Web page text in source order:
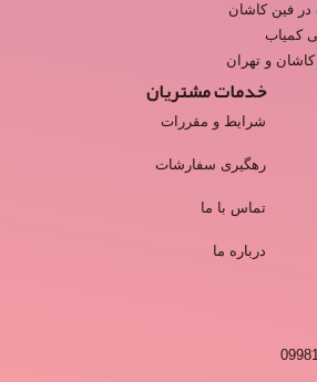
در فین کاشان
کمیاب
و تهران
خدمات مشتریان
شرایط و مقررات
رهگیری سفارشات
تماس با ما
درباره ما